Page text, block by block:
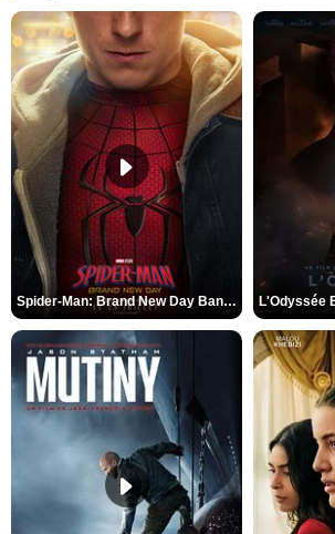
Spider-Man: Brand New Day Bande-annonce VO STFR